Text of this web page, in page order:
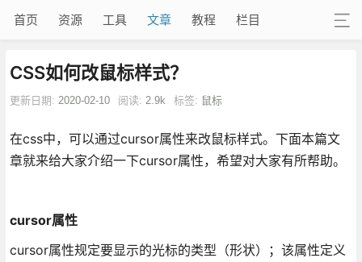
首页 资源 工具 文章 教程 栏目
CSS如何改鼠标样式？
更新日期: 2020-02-10 阅读: 2.9k 标签: 鼠标
在css中，可以通过cursor属性来改鼠标样式。下面本篇文
章就来给大家介绍一下cursor属性，希望对大家有所帮助。
cursor属性
cursor属性规定要显示的光标的类型（形状）；该属性定义